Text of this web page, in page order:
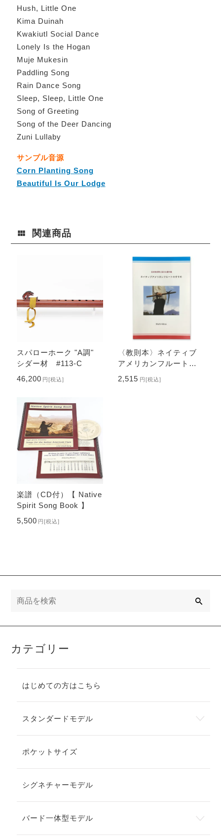
Hush, Little One
Kima Duinah
Kwakiutl Social Dance
Lonely Is the Hogan
Muje Mukesin
Paddling Song
Rain Dance Song
Sleep, Sleep, Little One
Song of Greeting
Song of the Deer Dancing
Zuni Lullaby
サンプル音源
Corn Planting Song
Beautiful Is Our Lodge
関連商品
スパローホーク "A調"
シダー材 #113-C
46,200 円[税込]
〈教則本〉ネイティブ
アメリカンフルートの
すすめ
2,515 円[税込]
楽譜（CD付）【 Native
Spirit Song Book 】
5,500 円 [税込]
カテゴリー
はじめての方はこちら
スタンダードモデル
ポケットサイズ
シグネチャーモデル
バード一体型モデル